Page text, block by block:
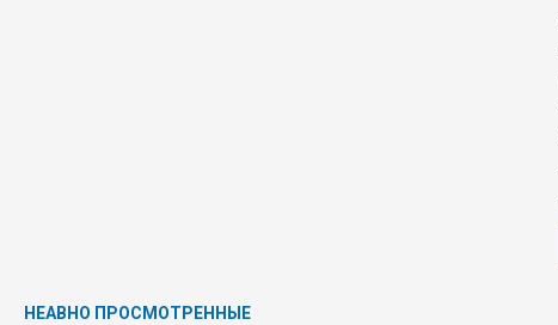
НЕАВНО ПРОСМОТРЕННЫЕ